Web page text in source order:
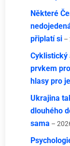
Některé
připlatí si –
Cyklistický
prvkem
hlasy pro
Ukrajina
dlouhého
sama –